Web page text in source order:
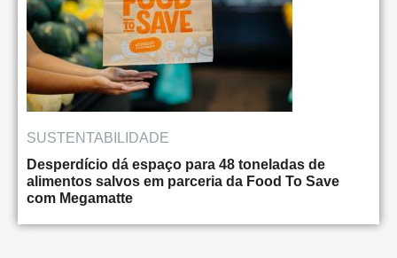
SUSTENTABILIDADE
Desperdício dá espaço para 48 toneladas de
alimentos salvos em parceria da Food To Save
com Megamatte